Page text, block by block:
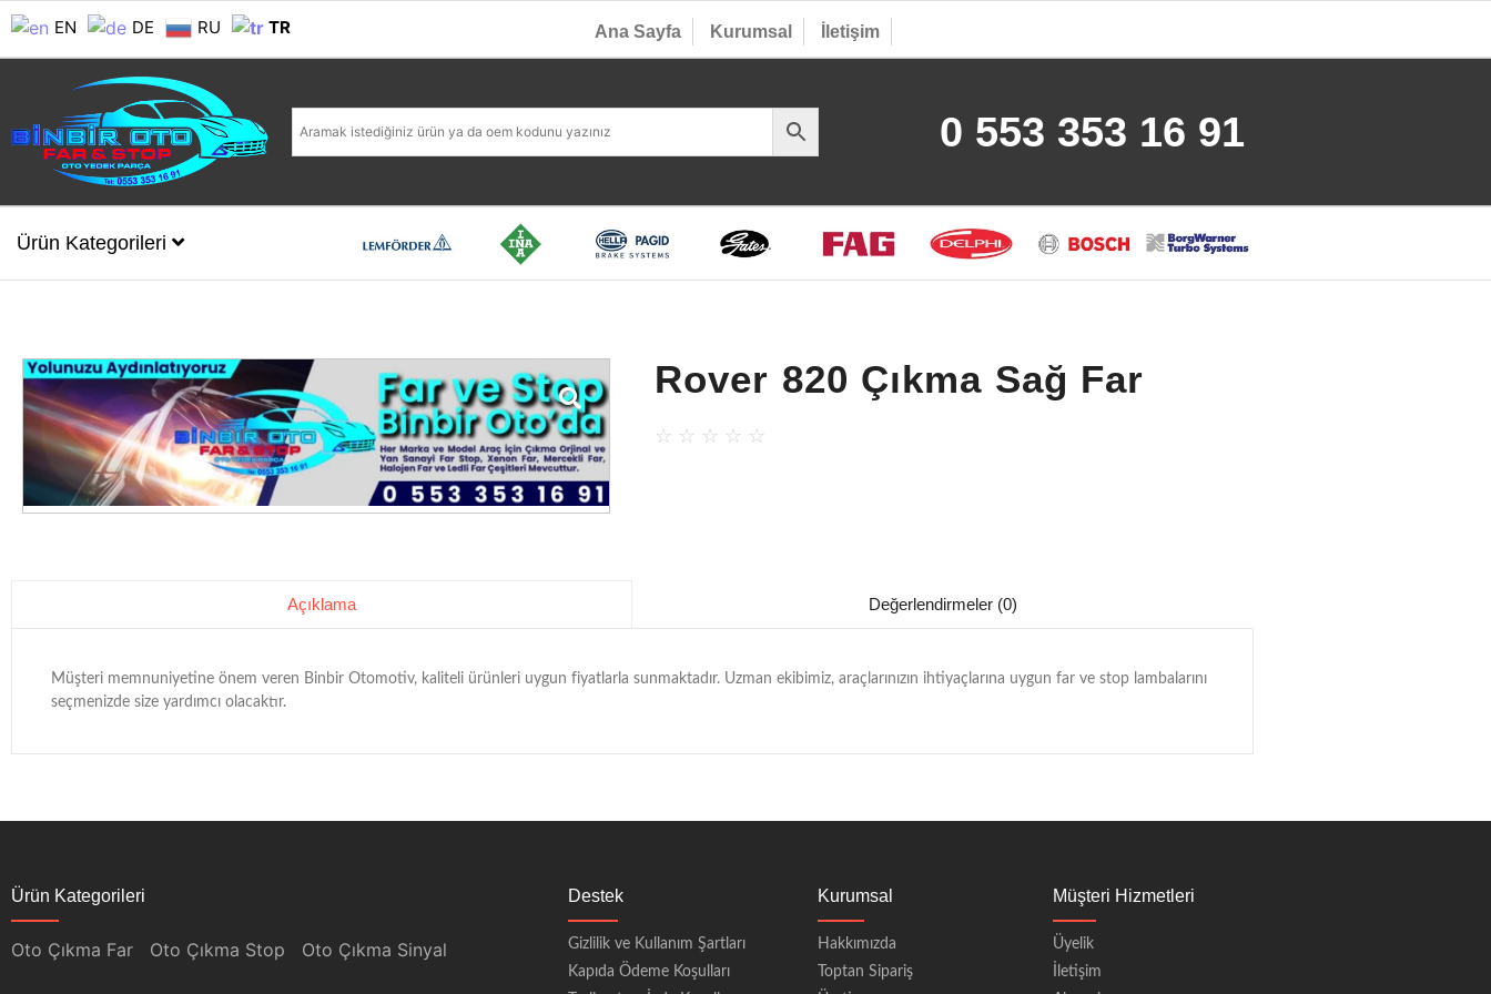
EN DE RU TR Ana Sayfa Kurumsal İletişim
0 553 353 16 91
Ürün Kategorileri
Rover 820 Çıkma Sağ Far
☆ ☆ ☆ ☆ ☆
Açıklama Değerlendirmeler (0)
Müşteri memnuniyetine önem veren Binbir Otomotiv, kaliteli ürünleri uygun fiyatlarla sunmaktadır. Uzman ekibimiz, araçlarınızın ihtiyaçlarına uygun far ve stop lambalarını
seçmenizde size yardımcı olacaktır.
Ürün Kategorileri
Oto Çıkma Far Oto Çıkma Stop Oto Çıkma Sinyal
Destek
Gizlilik ve Kullanım Şartları
Kapıda Ödeme Koşulları
Kurumsal
Hakkımızda
Toptan Sipariş
Müşteri Hizmetleri
Üyelik
İletişim